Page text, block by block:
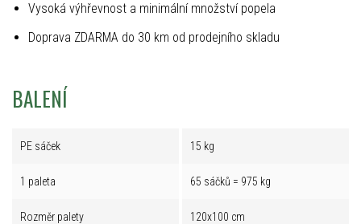
Vysoká výhřevnost a minimální množství popela
Doprava ZDARMA do 30 km od prodejního skladu
BALENÍ
PE sáček 15 kg
1 paleta 65 sáčků = 975 kg
Rozměr palety 120x100 cm